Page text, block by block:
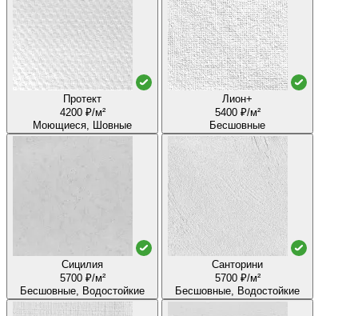
Протект
4200 ₽/м²
Моющиеся, Шовные
Лион+
5400 ₽/м²
Бесшовные
Сицилия
5700 ₽/м²
Бесшовные, Водостойкие
Санторини
5700 ₽/м²
Бесшовные, Водостойкие